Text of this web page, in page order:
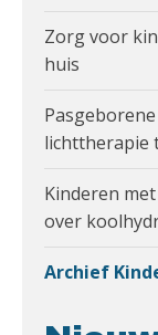
Zorg voor
huis
lichttherapie
Kinderen
over
Archief